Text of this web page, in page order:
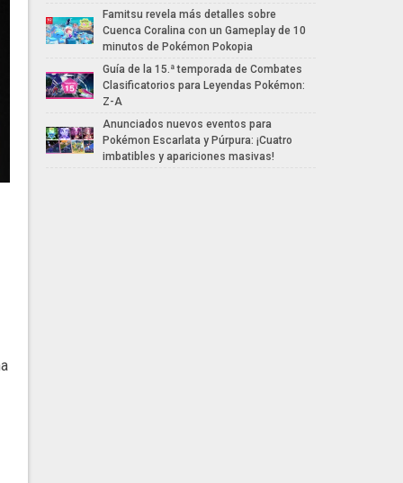
Famitsu revela más detalles sobre
Cuenca Coralina con un Gameplay de 10
minutos de Pokémon Pokopia
Guía de la 15.ª temporada de Combates
Clasificatorios para Leyendas Pokémon:
Z-A
Anunciados nuevos eventos para
Pokémon Escarlata y Púrpura: ¡Cuatro
imbatibles y apariciones masivas!